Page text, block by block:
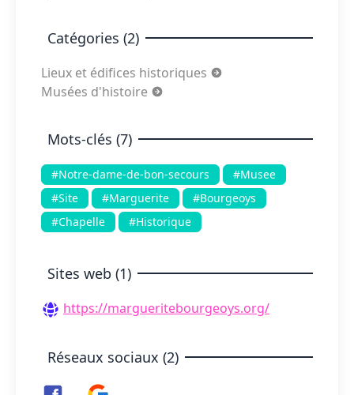
Catégories (2)
Lieux et édifices historiques
Musées d'histoire
Mots-clés (7)
#Notre-dame-de-bon-secours
#Musee
#Site
#Marguerite
#Bourgeoys
#Chapelle
#Historique
Sites web (1)
https://margueritebourgeoys.org/
Réseaux sociaux (2)